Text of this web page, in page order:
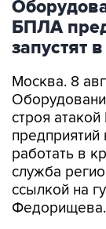
БПЛА
запустят
Москва. 8
строя
предприятий
работать в
служба
ссылкой на
Федорищева.